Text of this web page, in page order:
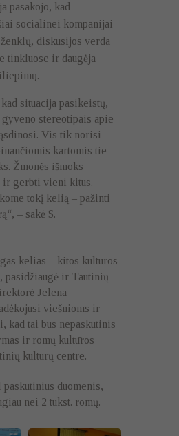
pasakojo, kad
socialinei kompanijai
diskusijos verda
tinkluose ir daugėja
situacija pasikeistų,
stereotipais apie
Vis tik norisi
kartomis tie
Žmonės išmoks
ir gerbti vieni kitus.
tokį kelią – pažinti
– sakė S.
kelias – kitos kultūros
pasidžiaugė ir Tautinių
Jelena
viešnioms ir
kad tai bus nepaskutinis
ir romų kultūros
kultūrų centre.
duomenis,
nei 2 tūkst. romų.